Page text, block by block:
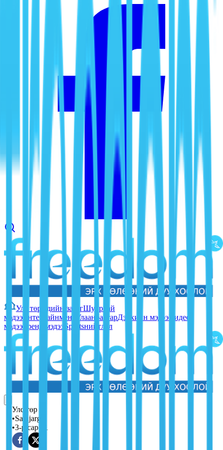
Улс төр Эдийн засагШуурхай
мэдээ Ентертайнмент УлаанбаатарДэлхийн мэдээВидео
мэдээ Тренд мэдээ Sportsнийтлэл
Улс төр
•Sainjargal
•3-р сар 21